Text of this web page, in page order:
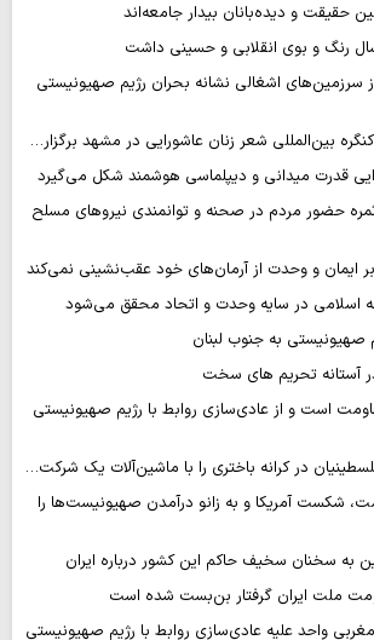
حقیقت و دیده‌بانان بیدار جامعه‌اند
رنگ و بوی انقلابی و حسینی داشت
اشغالی نشانه بحران رژیم صهیونیستی
بین‌المللی شعر زنان عاشورایی در مشهد برگزار…
قدرت میدانی و دیپلماسی هوشمند شکل می‌گیرد
ثمره حضور مردم در صحنه و توانمندی نیروهای مسلح
بر ایمان و وحدت از آرمان‌های خود عقب‌نشینی نمی‌کند
اسلامی در سایه وحدت و اتحاد محقق می‌شود
صهیونیستی به جنوب لبنان
آستانه تحریم های سخت
است و از عادی‌سازی روابط با رژیم صهیونیستی
در کرانه باختری را با ماشین‌آلات یک شرکت…
شکست آمریکا و به زانو درآمدن صهیونیست‌ها را
به سخنان سخیف حاکم این کشور درباره ایران
ملت ایران گرفتار بن‌بست شده است
واحد علیه عادی‌سازی روابط با رژیم صهیونیستی